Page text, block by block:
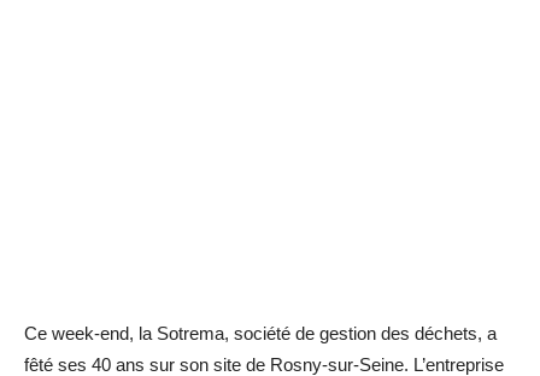
Ce week-end, la Sotrema, société de gestion des déchets, a
fêté ses 40 ans sur son site de Rosny-sur-Seine. L’entreprise